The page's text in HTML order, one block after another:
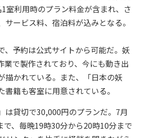
室利用時のプラン料金が含まれ、さ
サービス料、宿泊料が込みとなる。
、予約は公式サイトから可能だ。妖
業で製作されており、今にも動き出
描かれている。また、「日本の妖
籍も客室に用意されている。
は貸切で30,000円のプランだ。7月
で、毎晩19時30分から20時10分まで